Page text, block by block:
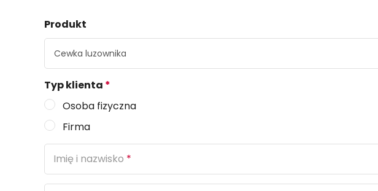
Produkt
Typ klienta *
Osoba fizyczna
Firma
Imię i nazwisko *